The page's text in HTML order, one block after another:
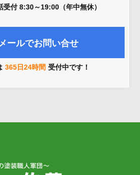
受付 8:30～19:00（年中無休）
ールでお問い合せ
365日24時間 受付中です！